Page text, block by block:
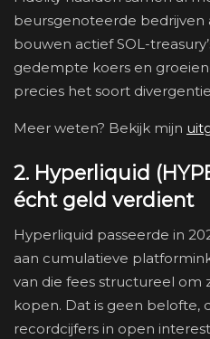
beursgenoteerde bedrijven
bouwen actief SOL-
gedempte koers en
precies het soort
Meer weten? Bekijk mijn
2. Hyperliquid
écht geld verdient
Hyperliquid passeerde in
aan cumulatieve
van die fees structureel om
kopen. Dat is geen belofte,
recordcijfers in open